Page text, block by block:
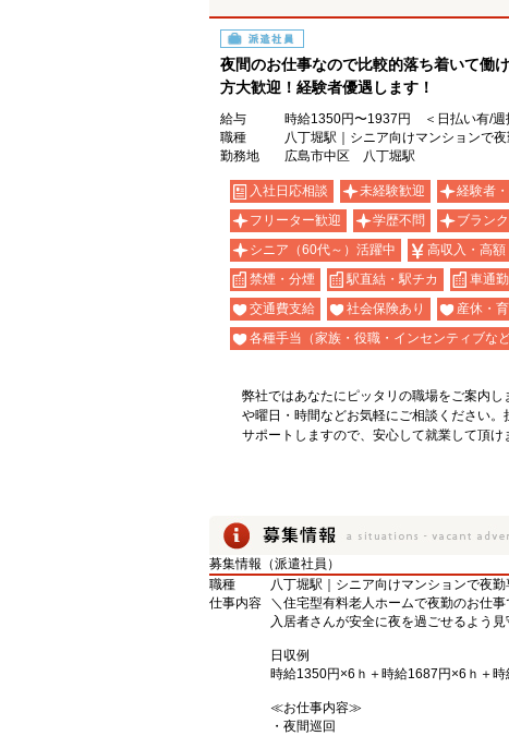
派遣社員
夜間のお仕事なので比較的落ち着いて働
方大歓迎！経験者優遇します！
給与
時給1350円〜1937円 ＜日払い有/週
職種
八丁堀駅｜シニア向けマンションで
勤務地
広島市中区 八丁堀駅
入社日応相談 未経験歓迎 経験者
フリーター歓迎
学歴不問 ブラン
シニア（60代～）活躍中
高収入・高額
禁煙・分煙
駅直結・駅チカ 車通
交通費支給
社会保険あり 産休・
各種手当（家族・役職・インセンティブな
弊社ではあなたにピッタリの職場をご案内し
や曜日・時間などお気軽にご相談ください。
サポートしますので、安心して就業して頂け
募集情報（派遣社員）
職種
八丁堀駅｜シニア向けマンションで夜
仕事内容
＼住宅型有料老人ホームで夜勤のお仕事
入居者さんが安全に夜を過ごせるよう
日収例
時給1350円×6ｈ＋時給1687円×6ｈ＋
≪お仕事内容≫
・夜間巡回